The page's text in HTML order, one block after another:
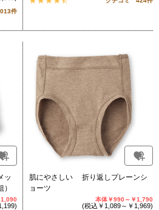
件
ッ
1,090
肌にやさしい 折り返しプレーンシ
ョーツ
本体￥990～￥1,790
(税込￥1,089～￥1,969)